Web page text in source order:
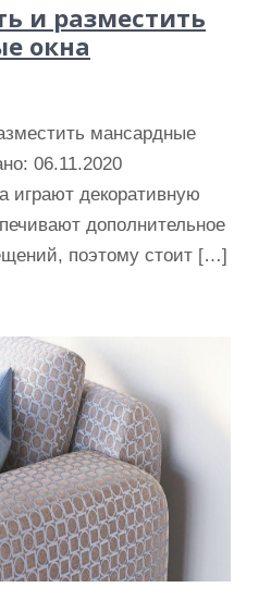
и разместить
окна
мансардные
06.11.2020
играют декоративную
дополнительное
поэтому стоит […]